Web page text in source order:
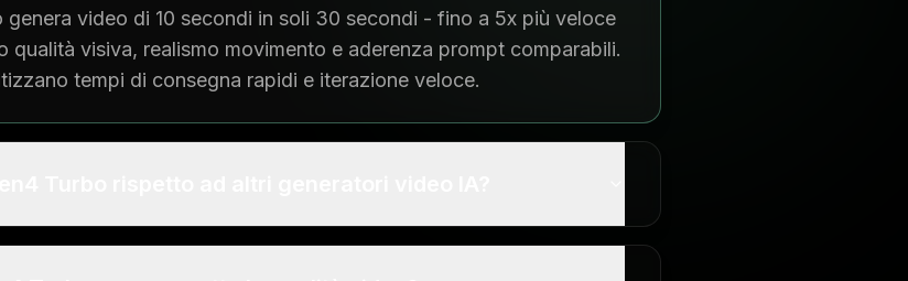
genera video di 10 secondi in soli 30 secondi - fino a 5x più veloce
qualità visiva, realismo movimento e aderenza prompt comparabili.
tempi di consegna rapidi e iterazione veloce.